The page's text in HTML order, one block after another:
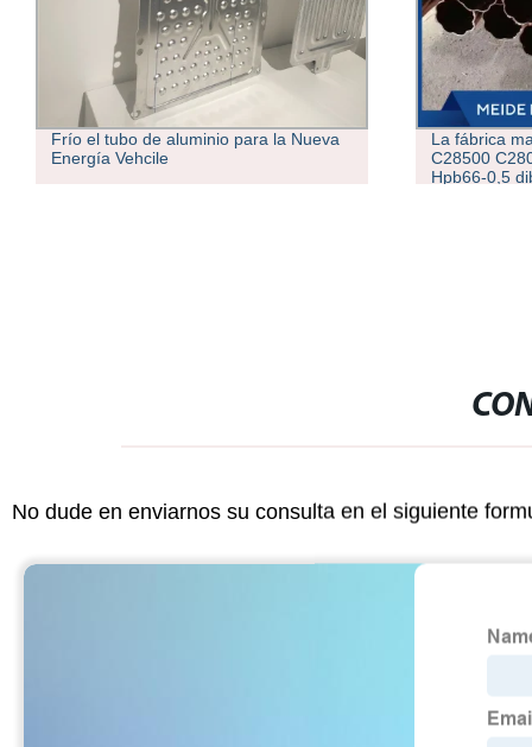
Frío el tubo de aluminio para la Nueva
Energía Vehcile
La fábrica
C28500
Hpb66-0,5
No dude en enviarnos su consulta en el siguiente